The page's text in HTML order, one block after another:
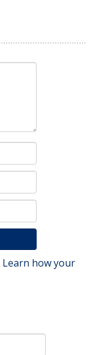
Learn how your